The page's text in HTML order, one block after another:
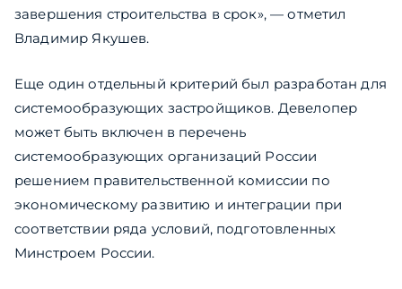
завершения строительства в срок», — отметил
Владимир Якушев.
Еще один отдельный критерий был разработан для
системообразующих застройщиков. Девелопер
может быть включен в перечень
системообразующих организаций России
решением правительственной комиссии по
экономическому развитию и интеграции при
соответствии ряда условий, подготовленных
Минстроем России.